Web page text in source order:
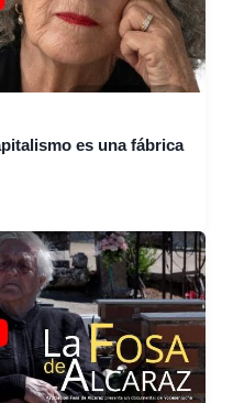
es una fábrica